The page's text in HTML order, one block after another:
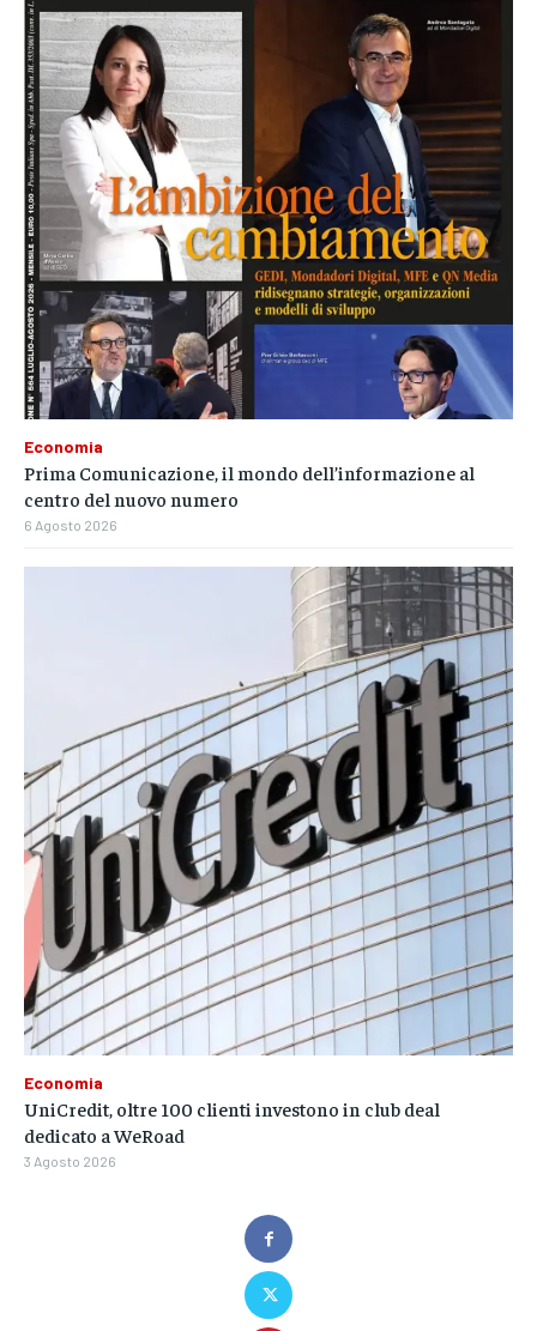
Economia
Prima Comunicazione, il mondo dell’informazione al
centro del nuovo numero
6 Agosto 2026
Economia
UniCredit, oltre 100 clienti investono in club deal
dedicato a WeRoad
3 Agosto 2026